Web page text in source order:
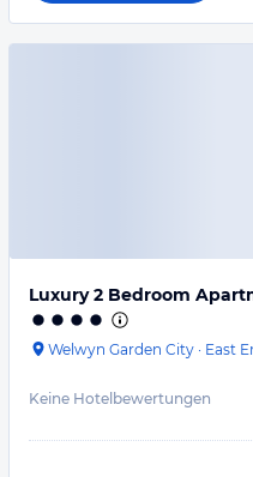
Luxury 2 Bedroom
Welwyn Garden City · East
Keine Hotelbewertungen